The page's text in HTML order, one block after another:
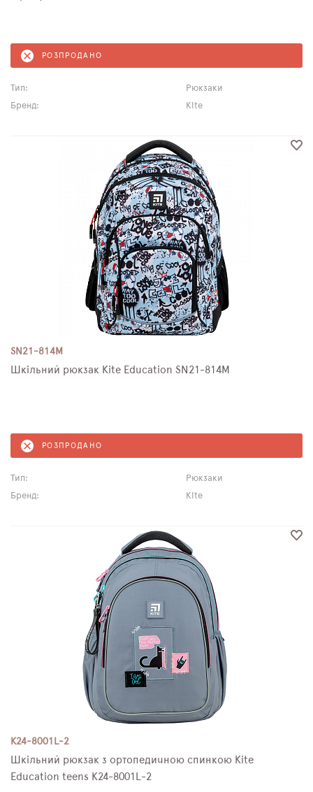
РОЗПРОДАНО
Тип:
Рюкзаки
Бренд:
Kite
SN21-814M
Шкільний рюкзак Kite Education SN21-814M
РОЗПРОДАНО
Тип:
Рюкзаки
Бренд:
Kite
K24-8001L-2
Шкільний рюкзак з ортопедичною спинкою Kite
Education teens K24-8001L-2